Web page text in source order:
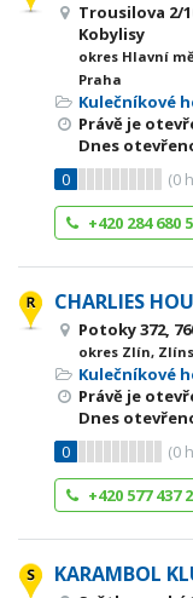
Trousilova 2/
Kobylisy
okres Hlavní
Praha
Kulečníkové
Právě je
Dnes
0
(0
+420 284 680
CHARLIES
Potoky 372,
okres Zlín,
Kulečníkové
Právě je
Dnes
0
(0
+420 577 437
KARAMBOL